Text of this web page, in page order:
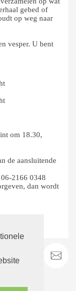
gebed of
op weg naar
vesper. U bent
om 18.30,
de aansluitende
06-2166 0348
dan wordt